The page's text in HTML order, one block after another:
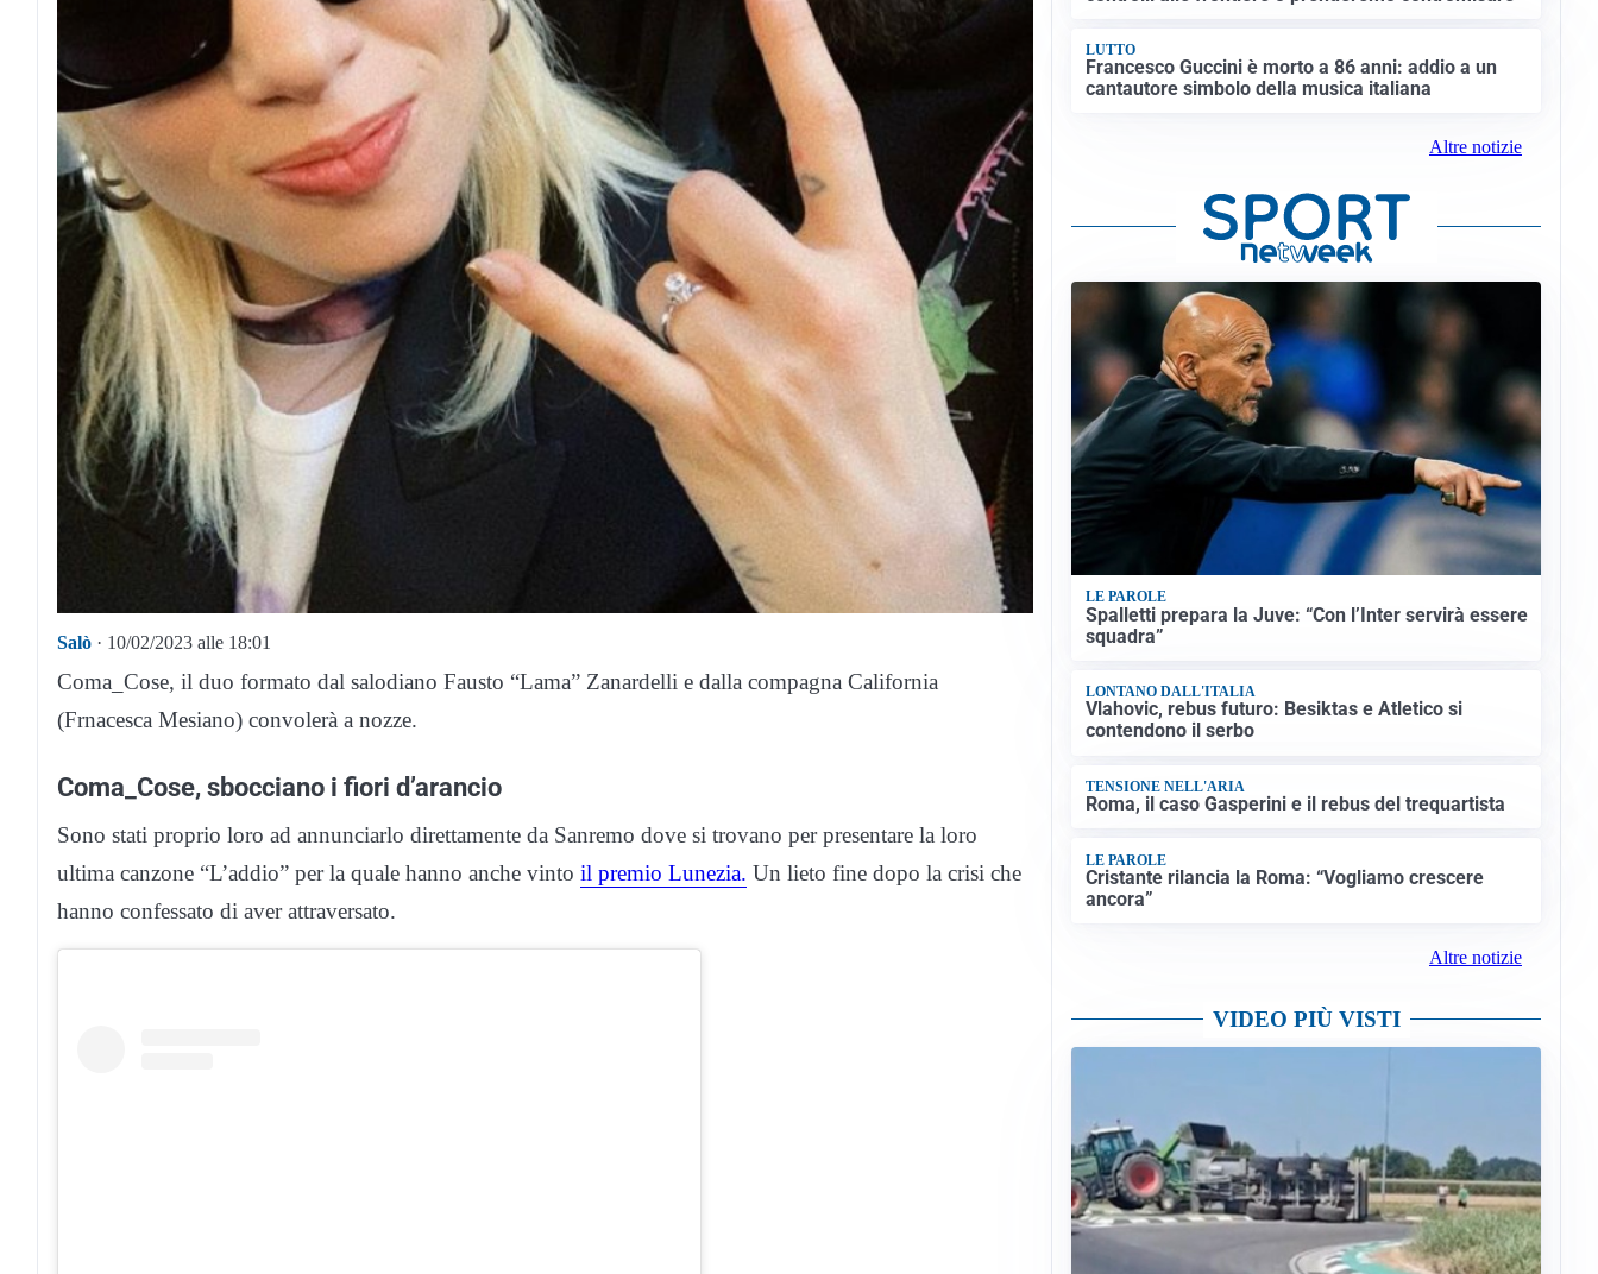
Salò · 10/02/2023 alle 18:01
Coma_Cose, il duo formato dal salodiano Fausto “Lama” Zanardelli e dalla compagna California
(Frnacesca Mesiano) convolerà a nozze.
Coma_Cose, sbocciano i fiori d’arancio
Sono stati proprio loro ad annunciarlo direttamente da Sanremo dove si trovano per presentare la loro
ultima canzone “L’addio” per la quale hanno anche vinto il premio Lunezia. Un lieto fine dopo la crisi che
hanno confessato di aver attraversato.
LUTTO
Francesco Guccini è morto a 86 anni: addio a un
cantautore simbolo della musica italiana
Altre notizie
LE PAROLE
Spalletti prepara la Juve: “Con l’Inter servirà essere
squadra”
LONTANO DALL'ITALIA
Vlahovic, rebus futuro: Besiktas e Atletico si
contendono il serbo
TENSIONE NELL'ARIA
Roma, il caso Gasperini e il rebus del trequartista
LE PAROLE
Cristante rilancia la Roma: “Vogliamo crescere
ancora”
Altre notizie
VIDEO PIÙ VISTI